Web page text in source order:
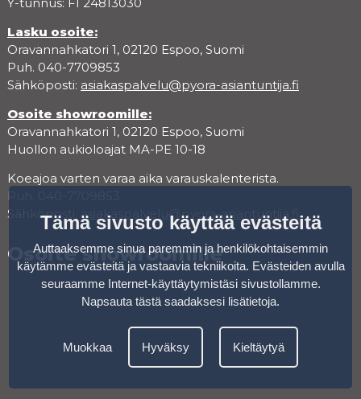
Lasku osoite:
Oravannahkatori 1, 02120 Espoo, Suomi
Puh. 040-7709853
Sähköposti: asiakaspalvelu@pyora-asiantuntija.fi
Osoite showroomille:
Oravannahkatori 1, 02120 Espoo, Suomi
Huollon aukioloajat MA-PE 10-18
Koeajoa varten varaa aika varauskalenterista.
Sähköposti: asiakaspalvelu@pyora-asiantuntija.fi
Osoite showroomille
Tämä sivusto käyttää evästeitä
Auttaaksemme sinua paremmin ja henkilökohtaisemmin
käytämme evästeitä ja vastaavia tekniikoita. Evästeiden avulla
seuraamme Internet-käyttäytymistäsi sivustollamme.
Napsauta tästä saadaksesi lisätietoja.
Muokkaa Hyväksy Kieltäytyä